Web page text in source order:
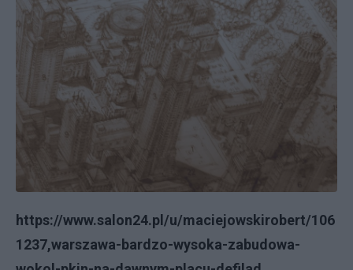
https://www.salon24.pl/u/maciejowskirobert/106
1237,warszawa-bardzo-wysoka-zabudowa-